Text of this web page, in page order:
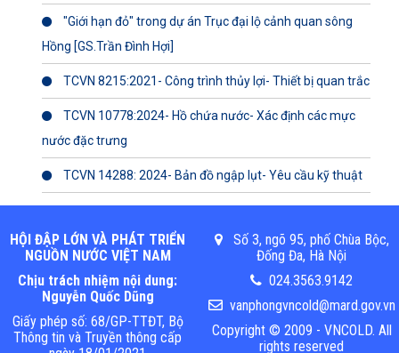
"Giới hạn đỏ" trong dự án Trục đại lộ cảnh quan sông
Hồng [GS.Trần Đình Hợi]
TCVN 8215:2021- Công trình thủy lợi- Thiết bị quan trắc
TCVN 10778:2024- Hồ chứa nước- Xác định các mực
nước đặc trưng
TCVN 14288: 2024- Bản đồ ngập lụt- Yêu cầu kỹ thuật
HỘI ĐẬP LỚN VÀ PHÁT TRIỂN
NGUỒN NƯỚC VIỆT NAM
Chịu trách nhiệm nội dung:
Nguyễn Quốc Dũng
Giấy phép số: 68/GP-TTĐT, Bộ
Thông tin và Truyền thông cấp
Số 3, ngõ 95, phố Chùa Bộc,
Đống Đa, Hà Nội
024.3563.9142
vanphongvncold@mard.gov.vn
Copyright © 2009 - VNCOLD. All
rights reserved